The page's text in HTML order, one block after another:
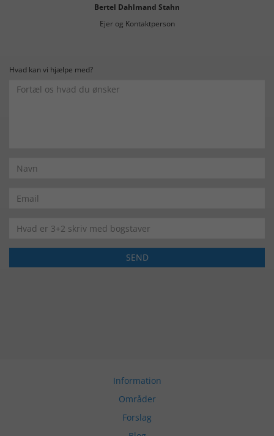
Bertel Dahlmand Stahn
Ejer og Kontaktperson
Hvad kan vi hjælpe med?
Information
Områder
Forslag